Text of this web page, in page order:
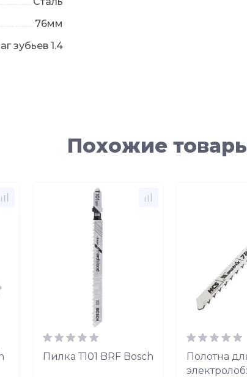
76мм
зубьев 1.4
Похожие
Пилка Т101 BRF Bosch
Полотна